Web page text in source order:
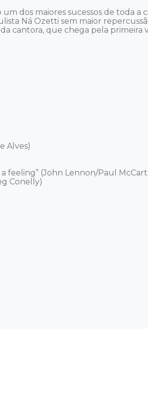
dos maiores sucessos de toda a
Ná Ozetti sem maior
da cantora, que chega pela
Alves)
feeling” (John Lennon/Paul
Conelly)